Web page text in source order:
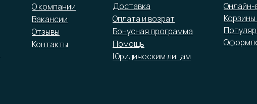
Онлайн-
О компании
Вакансии
Отзывы
Контакты
Доставка
Оплата и возрат
Бонусная программа
Помощь
Юридическим лицам